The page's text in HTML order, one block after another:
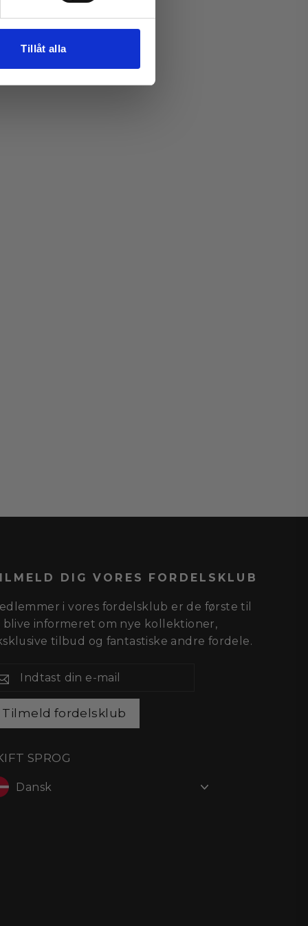
Tillåt alla
DIG VORES FORDELSKLUB
i vores fordelsklub er de første til
blive informeret om nye kollektioner,
tilbud og fantastiske andre fordele.
Tilmeld fordelsklub
SPROG